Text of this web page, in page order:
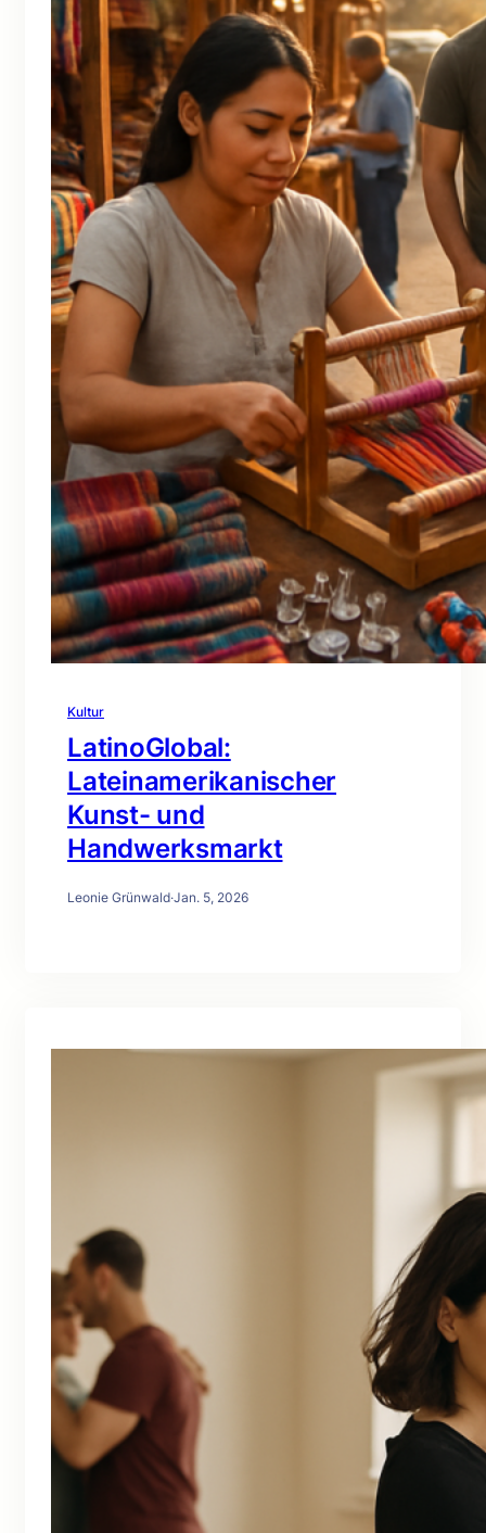
Kultur
LatinoGlobal:
Lateinamerikanischer
Kunst- und
Handwerksmarkt
Leonie Grünwald·Jan. 5, 2026